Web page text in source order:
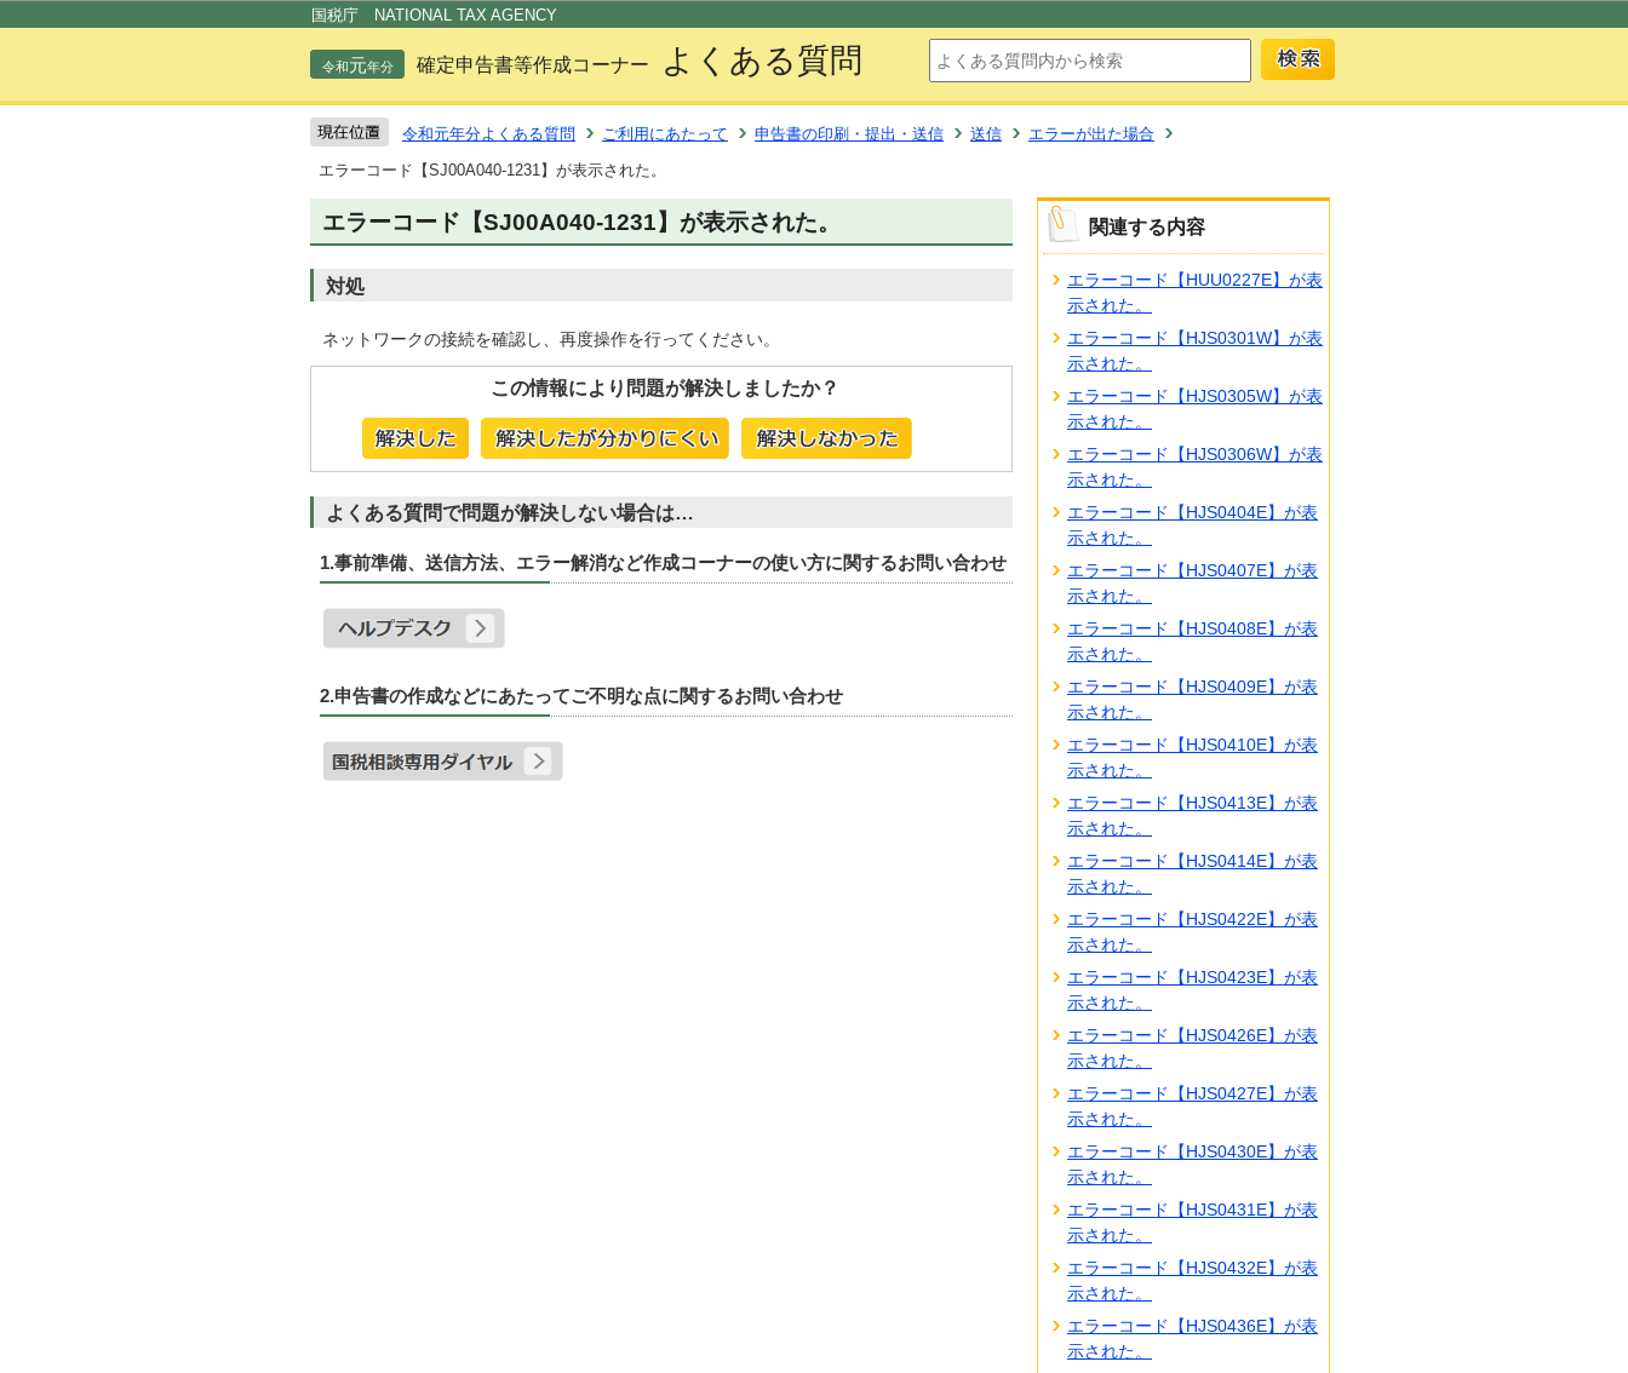
国税庁 NATIONAL TAX AGENCY
令和元年分 確定申告書等作成コーナー よくある質問
令和元年分よくある質問 ご利用にあたって 申告書の印刷・提出・送信 送信
エラーが出た場合
エラーコード【SJ00A040-1231】が表示された。
エラーコード【SJ00A040-1231】が表示された。
対処
ネットワークの接続を確認し、再度操作を行ってください。
この情報により問題が解決しましたか？
よくある質問で問題が解決しない場合は…
1.事前準備、送信方法、エラー解消など作成コーナーの使い方に関するお問い合わせ
2.申告書の作成などにあたってご不明な点に関するお問い合わせ
関連する内容
エラーコード【HUU0227E】が表
示された。
エラーコード【HJS0301W】が表
示された。
エラーコード【HJS0305W】が表
示された。
エラーコード【HJS0306W】が表
示された。
エラーコード【HJS0404E】が表
示された。
エラーコード【HJS0407E】が表
示された。
エラーコード【HJS0408E】が表
示された。
エラーコード【HJS0409E】が表
示された。
エラーコード【HJS0410E】が表
示された。
エラーコード【HJS0413E】が表
示された。
エラーコード【HJS0414E】が表
示された。
エラーコード【HJS0422E】が表
示された。
エラーコード【HJS0423E】が表
示された。
エラーコード【HJS0426E】が表
示された。
エラーコード【HJS0427E】が表
示された。
エラーコード【HJS0430E】が表
示された。
エラーコード【HJS0431E】が表
示された。
エラーコード【HJS0432E】が表
示された。
エラーコード【HJS0436E】が表
示された。